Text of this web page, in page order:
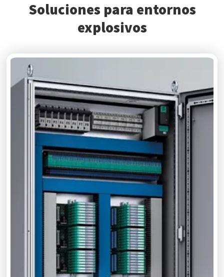
Soluciones para entornos
explosivos